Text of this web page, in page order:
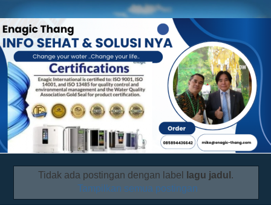
Tidak ada postingan dengan label lagu jadul .
Tampilkan semua postingan